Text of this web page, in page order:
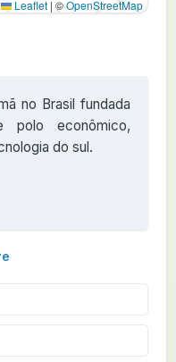
Leaflet | ©OpenStreetMap
no Brasil fundada
polo econômico,
do sul.